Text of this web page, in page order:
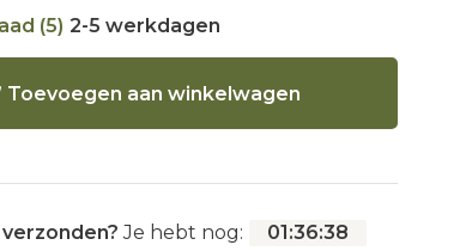
(5) 2-5 werkdagen
Toevoegen aan winkelwagen
Je hebt nog: 01:36:37